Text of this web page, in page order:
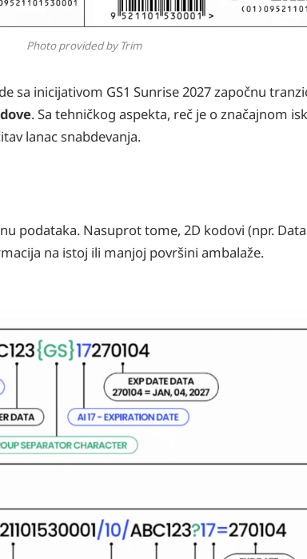
Photo provided by Trim
sa inicijativom GS1 Sunrise 2027 započnu
. Sa tehničkog aspekta, reč je o značajnom
lanac snabdevanja.
podataka. Nasuprot tome, 2D kodovi (npr.
na istoj ili manjoj površini ambalaže.